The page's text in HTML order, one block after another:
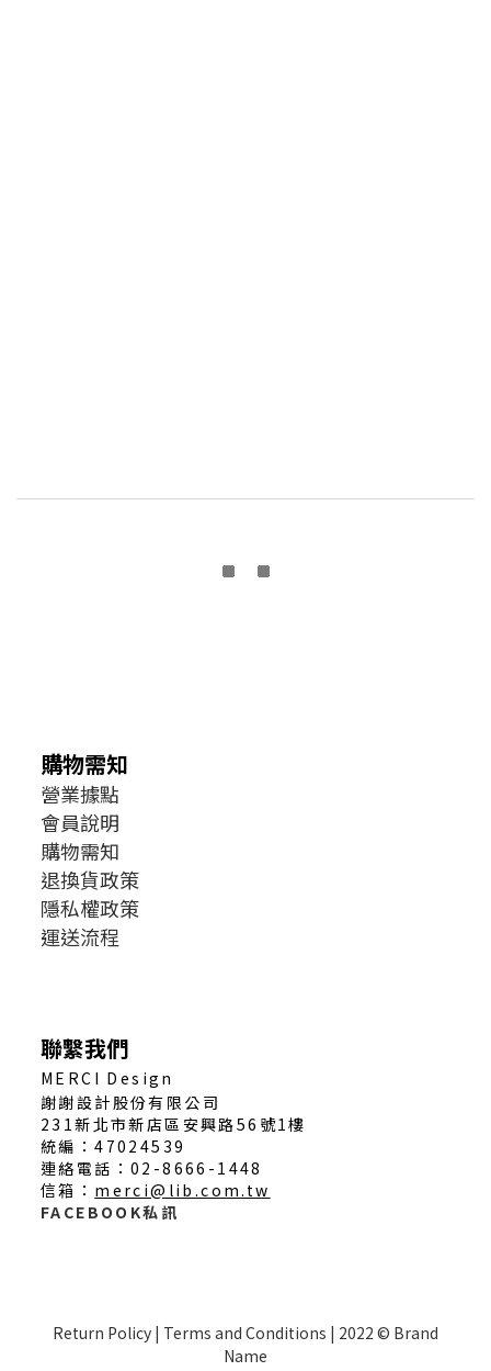
購物需知
營業據點
會員說明
購物需知
退換貨政策
隱私權政策
運送流程
聯繫我們
MERCI Design
謝謝設計股份有限公司
231新北市新店區安興路56號1樓
統編：47024539
連絡電話：02-8666-1448
信箱： merci@lib.com.tw
FACEBOOK私訊
Return Policy | Terms and Conditions | 2022 © Brand
Name